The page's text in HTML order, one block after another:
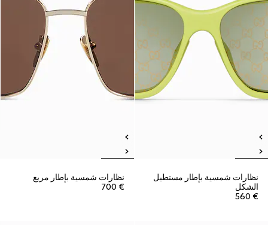
نظارات شمسية بإطار مستطيل
الشكل
€ 560
نظارات شمسية بإطار مربع
€ 700